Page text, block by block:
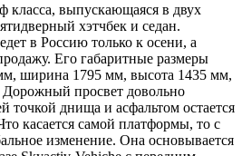
класса, выпускающаяся в двух
хэтчбек и седан.
в Россию только к осени, а
Его габаритные размеры
ширина 1795 мм, высота 1435 мм,
Дорожный просвет довольно
днища и асфальтом остается
касается самой платформы, то с
изменение. Она основывается